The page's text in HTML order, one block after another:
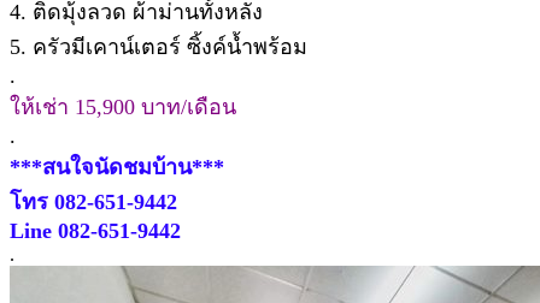
4. ติดมุ้งลวด ผ้าม่านทั้งหลัง
5. ครัวมีเคาน์เตอร์ ซิ้งค์น้ำพร้อม
.
ให้เช่า 15,900 บาท/เดือน
.
***สนใจนัดชมบ้าน***
โทร 082-651-9442
Line 082-651-9442
.